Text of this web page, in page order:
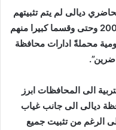
ديالى لم يتم تثبيتهم
او احالتهم الى عقود وزارية منذر عام 2008 وحتى وقسما كبيرا منهم
محملةً ادارات محافظة
الى المحافظات ابرز
ديالى الى جانب غياب
الرغم من تثبيت جميع